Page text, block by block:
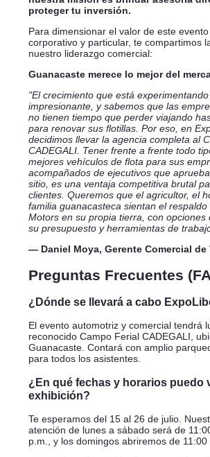
proteger tu inversión.
Para dimensionar el valor de este
corporativo y particular, te compartimos
nuestro liderazgo comercial:
Guanacaste merece lo mejor del
"El crecimiento que está
impresionante, y sabemos que las
no tienen tiempo que perder viajando
para renovar sus flotillas. Por eso, en
decidimos llevar la agencia completa al
CADEGALI. Tener frente a frente todo
mejores vehículos de flota para sus
acompañados de ejecutivos que
sitio, es una ventaja competitiva brutal
clientes. Queremos que el agricultor, el
familia guanacasteca sientan el respaldo
Motors en su propia tierra, con opciones
su presupuesto y herramientas de
— Daniel Moya, Gerente Comercial de
Preguntas Frecuentes
¿Dónde se llevará a cabo
El evento automotriz y comercial tendrá
reconocido Campo Ferial CADEGALI,
Guanacaste. Contará con amplio
para todos los asistentes.
¿En qué fechas y horarios puedo
exhibición?
Te esperamos del 15 al 26 de julio.
atención de lunes a sábado será de
p.m., y los domingos abriremos de 11:00